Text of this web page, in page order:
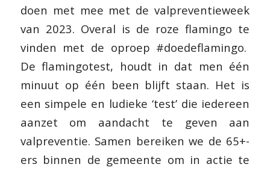
doen met mee met de valpreventieweek
van 2023. Overal is de roze flamingo te
vinden met de oproep #doedeflamingo.
De flamingotest, houdt in dat men één
minuut op één been blijft staan. Het is
een simpele en ludieke ‘test’ die iedereen
aanzet om aandacht te geven aan
valpreventie. Samen bereiken we de 65+-
ers binnen de gemeente om in actie te